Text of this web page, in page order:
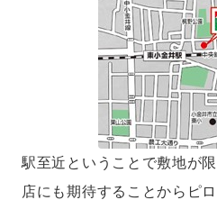
駅至近ということで敷地が
店にも期待することからピ